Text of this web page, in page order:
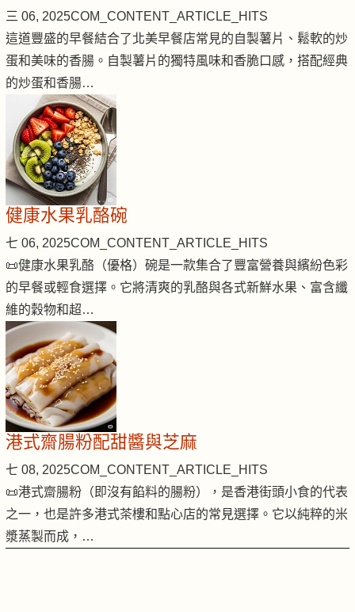
三 06, 2025COM_CONTENT_ARTICLE_HITS
這道豐盛的早餐結合了北美早餐店常見的自製薯片、鬆軟的炒
蛋和美味的香腸。自製薯片的獨特風味和香脆口感，搭配經典
的炒蛋和香腸…
健康水果乳酪碗
七 06, 2025COM_CONTENT_ARTICLE_HITS
📜健康水果乳酪（優格）碗是一款集合了豐富營養與繽紛色彩
的早餐或輕食選擇。它將清爽的乳酪與各式新鮮水果、富含纖
維的穀物和超…
港式齋腸粉配甜醬與芝麻
七 08, 2025COM_CONTENT_ARTICLE_HITS
📜港式齋腸粉（即沒有餡料的腸粉），是香港街頭小食的代表
之一，也是許多港式茶樓和點心店的常見選擇。它以純粹的米
漿蒸製而成，…